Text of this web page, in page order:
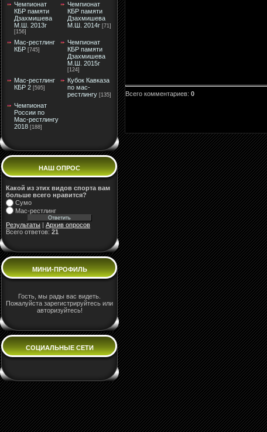
Чемпионат
КБР памяти
Дзахмишева
М.Ш. 2013г
[156]
Чемпионат
КБР памяти
Дзахмишева
М.Ш. 2014г [71]
Мас-рестлинг
КБР [745]
Чемпионат
КБР памяти
Дзахмишева
М.Ш. 2015г
[124]
Мас-рестлинг
КБР 2 [595]
Кубок Кавказа
по мас-
рестлингу [135]
Чемпионат
России по
Мас-рестлингу
2018 [188]
НАШ ОПРОС
Какой из этих видов спорта вам
больше всего нравится?
Сумо
Мас-рестлинг
Результаты
Архив опросов
Всего ответов: 21
МИНИ-ПРОФИЛЬ
Гость, мы рады вас видеть.
Пожалуйста зарегистрируйтесь или
авторизуйтесь!
СОЦИАЛЬНЫЕ СЕТИ
Всего комментариев: 0